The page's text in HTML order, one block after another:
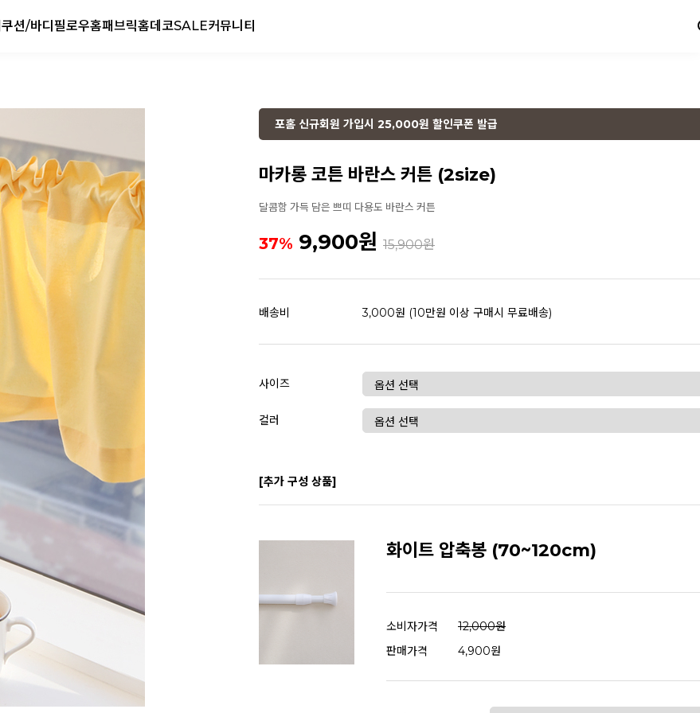
쿠션/바디필로우홈패브릭홈데코SALE커뮤니티
포홈 신규회원 가입시 25,000원 할인쿠폰 발급
마카롱 코튼 바란스 커튼 (2size)
달콤함 가득 담은 쁘띠 다용도 바란스 커튼
37% 9,900원 15,900원
배송비 3,000원 (10만원 이상 구매시 무료배송)
사이즈
컬러
[추가 구성 상품]
화이트 압축봉 (70~120cm)
소비자가격
12,000원
판매가격
4,900원